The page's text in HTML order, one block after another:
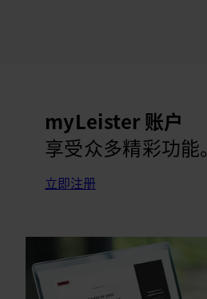
myLeister 账户
享受众多精彩功能。
立即注册